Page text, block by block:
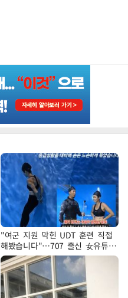
"여군 지원 막힌 UDT 훈련 직접
해봤습니다"…707 출신 女유튜버
'완벽 소화'